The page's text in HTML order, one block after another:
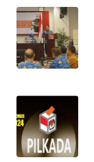
INFO
IKLAN
TENTANG
PEDOMAN
MEDIA
SIBER